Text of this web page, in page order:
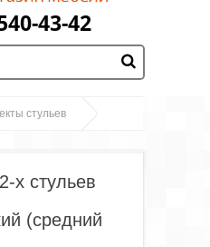
43-42
стульев
х стульев
(средний